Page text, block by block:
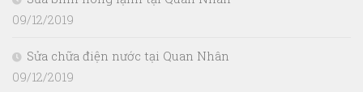
09/12/2019
Sửa chữa điện nước tại Quan Nhân
09/12/2019